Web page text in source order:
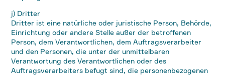
j) Dritter
Dritter ist eine natürliche oder juristische Person, Behörde,
Einrichtung oder andere Stelle außer der betroffenen
Person, dem Verantwortlichen, dem Auftragsverarbeiter
und den Personen, die unter der unmittelbaren
Verantwortung des Verantwortlichen oder des
Auftragsverarbeiters befugt sind, die personenbezogenen